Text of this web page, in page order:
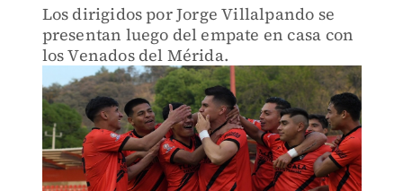
Los dirigidos por Jorge Villalpando se
presentan luego del empate en casa con
los Venados del Mérida.